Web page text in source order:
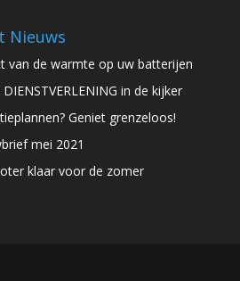
Nieuws
van de warmte op uw batterijen
in de kijker
Geniet grenzeloos!
mei 2021
klaar voor de zomer